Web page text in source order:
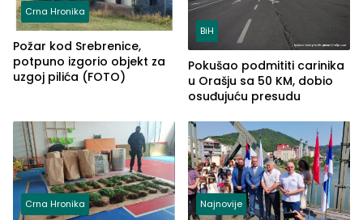
Crna Hronika
Požar kod Srebrenice,
potpuno izgorio objekt za
uzgoj pilića (FOTO)
BiH
Pokušao podmititi carinika
u Orašju sa 50 KM, dobio
osuđujuću presudu
Crna Hronika Najnovije